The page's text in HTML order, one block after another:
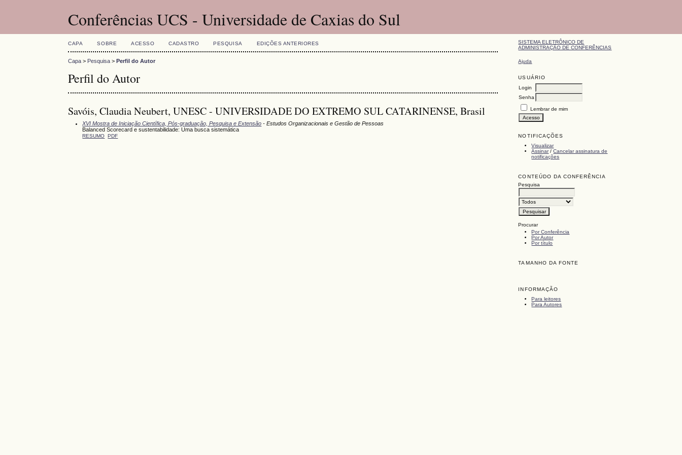
Conferências UCS - Universidade de Caxias do Sul
SISTEMA ELETRÔNICO DE
ADMINISTRAÇÃO DE CONFERÊNCIAS
Ajuda
USUÁRIO
Login
Senha
Lembrar de mim
NOTIFICAÇÕES
Visualizar
Assinar/Cancelar assinatura de
notificações
CONTEÚDO DA CONFERÊNCIA
Pesquisa
Procurar
Por Conferência
Por Autor
Por título
TAMANHO DA FONTE
INFORMAÇÃO
Para leitores
Para Autores
CAPA SOBRE ACESSO CADASTRO PESQUISA EDIÇÕES ANTERIORES
Capa > Pesquisa >Perfil do Autor
Perfil do Autor
Savóis, Claudia Neubert, UNESC - UNIVERSIDADE DO EXTREMO SUL CATARINENSE, Brasil
XVI Mostra de Iniciação Científica, Pós-graduação, Pesquisa e Extensão - Estudos Organizacionais e Gestão de Pessoas
Balanced Scorecard e sustentabilidade: Uma busca sistemática
RESUMO PDF